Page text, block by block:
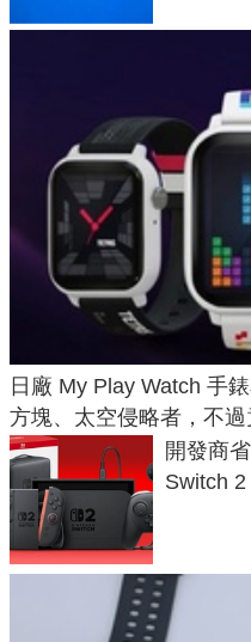
日廠 My Play Watch 手
方塊、太空侵略者，不過
開發商
Switch